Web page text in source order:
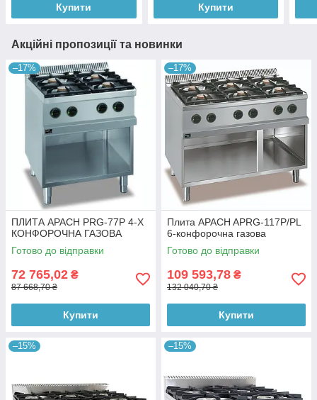
Купити Купити
Акційні пропозиції та новинки
–17%
ПЛИТА APACH PRG-77P 4-Х
КОНФОРОЧНА ГАЗОВА
Готово до відправки
72 765,02 ₴
87 668,70 ₴
Купити
–17%
Плита APACH APRG-117P/PL
6-конфорочна газова
Готово до відправки
109 593,78 ₴
132 040,70 ₴
Купити
–15% –15%